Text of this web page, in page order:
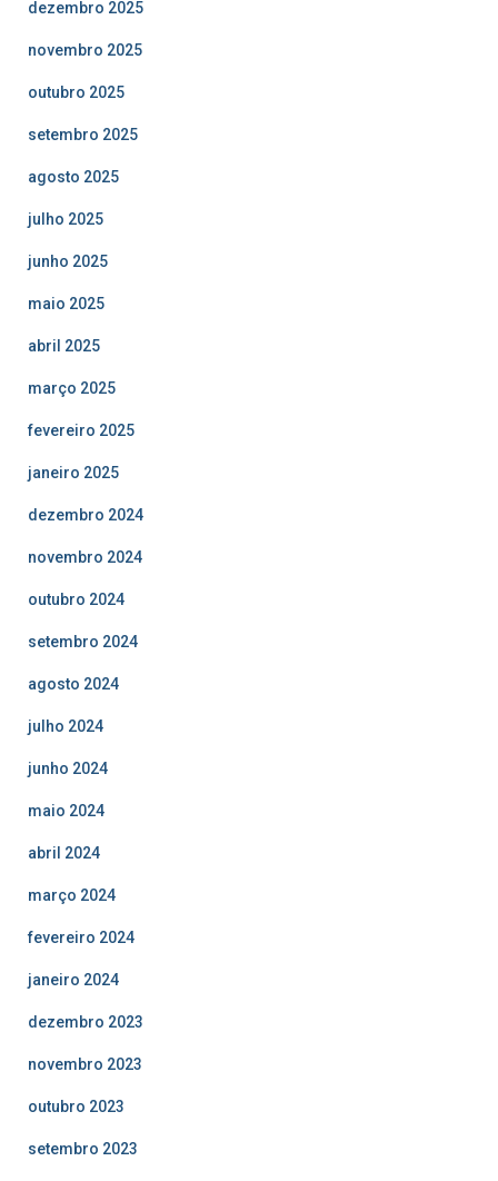
dezembro 2025
novembro 2025
outubro 2025
setembro 2025
agosto 2025
julho 2025
junho 2025
maio 2025
abril 2025
março 2025
fevereiro 2025
janeiro 2025
dezembro 2024
novembro 2024
outubro 2024
setembro 2024
agosto 2024
julho 2024
junho 2024
maio 2024
abril 2024
março 2024
fevereiro 2024
janeiro 2024
dezembro 2023
novembro 2023
outubro 2023
setembro 2023